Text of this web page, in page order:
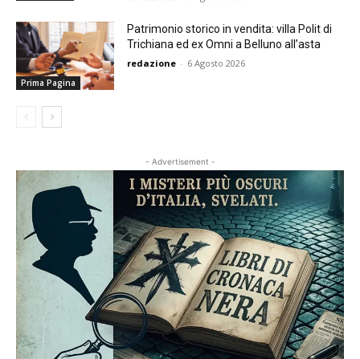
Prima Pagina
Patrimonio storico in vendita: villa Polit di
Trichiana ed ex Omni a Belluno all’asta
redazione - 6 Agosto 2026
- Advertisement -